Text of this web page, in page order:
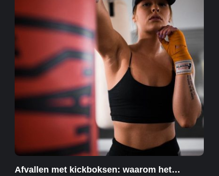
Afvallen met kickboksen: waarom het…